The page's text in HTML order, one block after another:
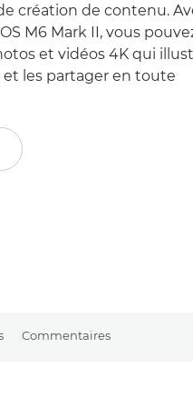
création de contenu.
M6 Mark II, vous
et vidéos 4K qui
les partager en toute
Commentaires